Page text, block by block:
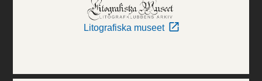
Litografiska museet